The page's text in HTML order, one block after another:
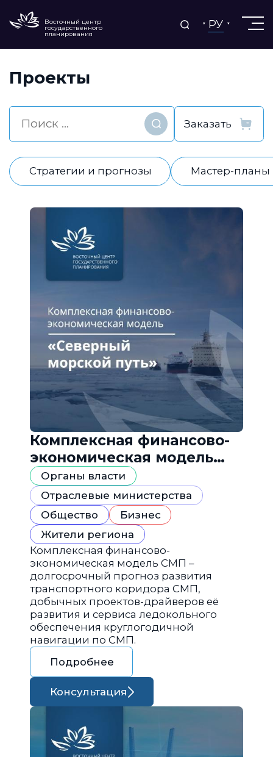
Восточный центр
государственного
планирования
РУ
Проекты
Найти
Стратегии и прогнозы Мастер-планы
Комплексная финансово-
экономическая модель
«Северный морской путь»
Органы власти
Отраслевые министерства
Общество
Бизнес
Жители региона
Комплексная финансово-
экономическая модель СМП –
долгосрочный прогноз развития
транспортного коридора СМП,
добычных проектов-драйверов её
развития и сервиса ледокольного
обеспечения круглогодичной
навигации по СМП.
Подробнее
Консультация